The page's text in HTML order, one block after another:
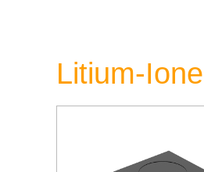
Litium-